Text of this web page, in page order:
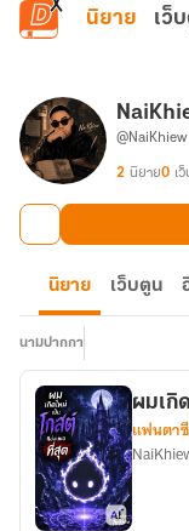
ข้ามไปยังเนื้อหาหลัก
นิยาย เว็
@NaiKhiew
2 นิยาย0 เ
นิยาย เว็บตูน
นามปากกา
ผมเกิ
แฟนตาซี